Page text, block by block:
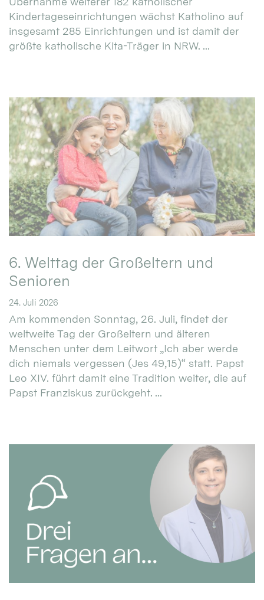
Kindertageseinrichtungen wächst Katholino auf
insgesamt 285 Einrichtungen und ist damit der
größte katholische Kita-Träger in NRW. ...
6. Welttag der Großeltern und
Senioren
24. Juli 2026
Am kommenden Sonntag, 26. Juli, findet der
weltweite Tag der Großeltern und älteren
Menschen unter dem Leitwort „Ich aber werde
dich niemals vergessen (Jes 49,15)“ statt. Papst
Leo XIV. führt damit eine Tradition weiter, die auf
Papst Franziskus zurückgeht. ...